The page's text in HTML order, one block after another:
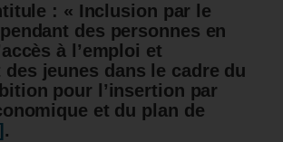
: « Inclusion par le
des personnes en
à l’emploi et
des jeunes dans le cadre du
pour l’insertion par
et du plan de
.